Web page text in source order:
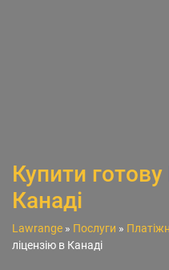
Купити
Канаді
Lawrange » Послуги »
ліцензію в Канаді